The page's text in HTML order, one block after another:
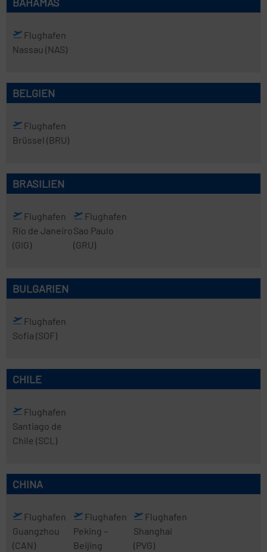
Flughafen
Nassau (NAS)
BELGIEN
Flughafen
Brüssel (BRU)
BRASILIEN
Flughafen
Rio de Janeiro
(GIG)
Flughafen
Sao Paulo
(GRU)
BULGARIEN
Flughafen
Sofia (SOF)
CHILE
Flughafen
Santiago de
Chile (SCL)
CHINA
Flughafen
Guangzhou
(CAN)
Flughafen
Peking –
Beijing
Flughafen
Shanghai
(PVG)